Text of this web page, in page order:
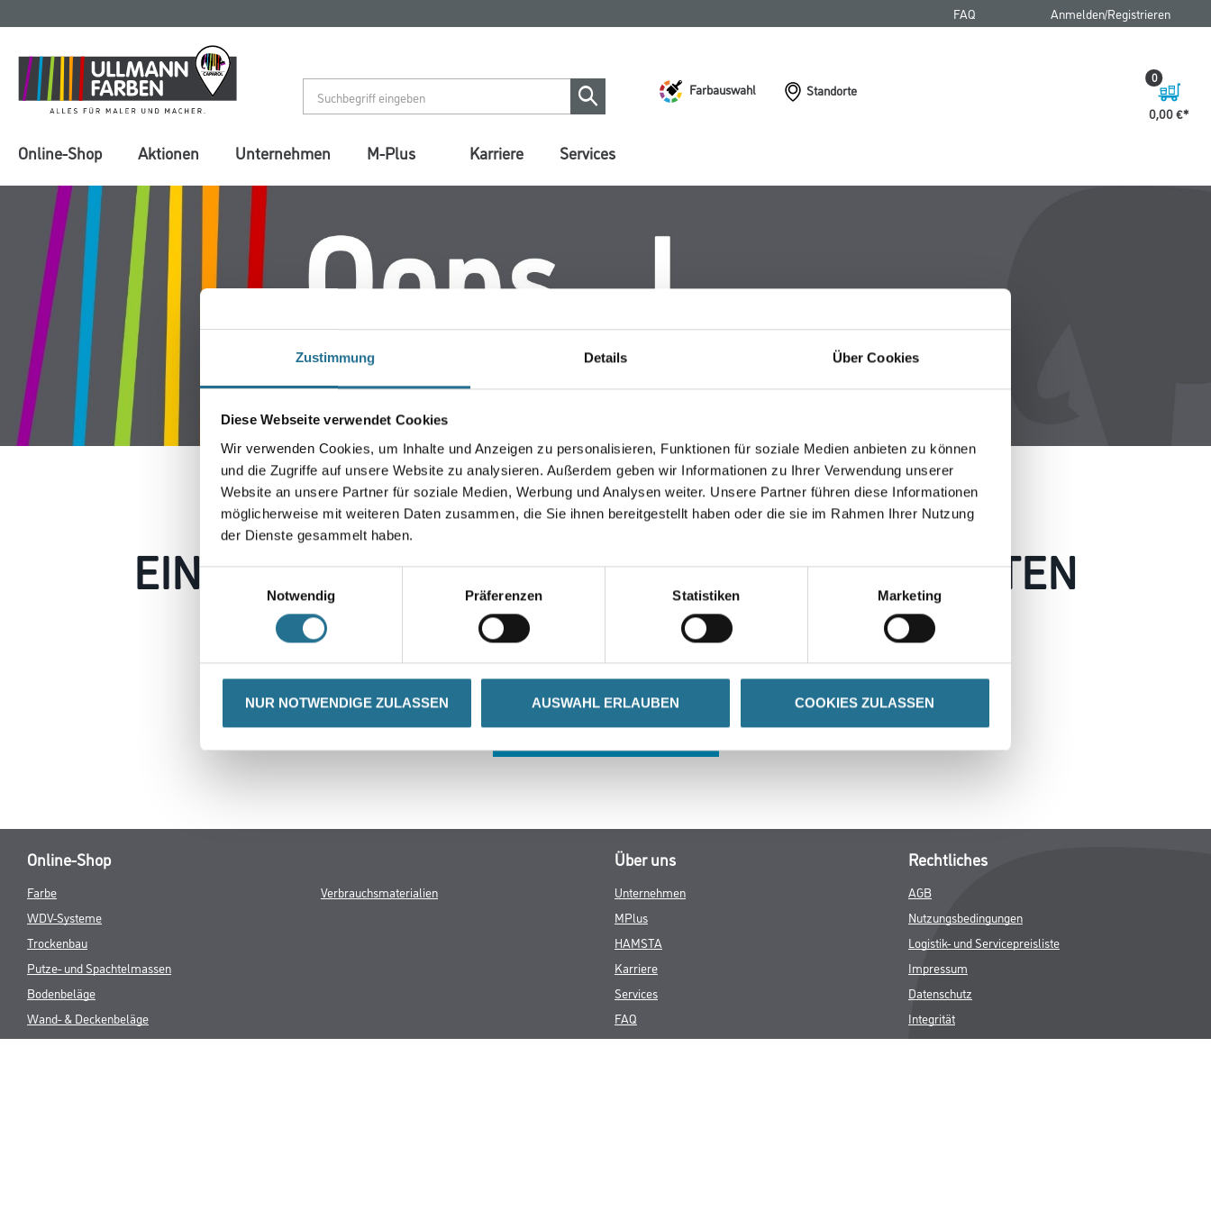
Zustimmung Details Über Cookies
Diese Webseite verwendet Cookies
Wir verwenden Cookies, um Inhalte und Anzeigen zu personalisieren, Funktionen für soziale Medien anbieten zu können
und die Zugriffe auf unsere Website zu analysieren. Außerdem geben wir Informationen zu Ihrer Verwendung unserer
Website an unsere Partner für soziale Medien, Werbung und Analysen weiter. Unsere Partner führen diese Informationen
möglicherweise mit weiteren Daten zusammen, die Sie ihnen bereitgestellt haben oder die sie im Rahmen Ihrer Nutzung
der Dienste gesammelt haben.
Notwendig
Präferenzen Statistiken Marketing
NUR NOTWENDIGE ZULASSEN AUSWAHL ERLAUBEN COOKIES ZULASSEN
springen
springen
FAQ Anmelden/Registrieren
Farbauswahl
Standorte
0,00 €
0
Online-Shop Aktionen Unternehmen M-Plus Karriere Services
EIN KLEINER ZWISCHENFALL IST AUFGETRETEN
Keine Sorge, wir pinseln schon an der Lösung und werden das Problem so schnell wie möglich beheben.
Erkunden Sie in der Zwischenzeit unseren Online-Shop und lassen Sie sich inspirieren.
Online-Shop
Farbe
WDV-Systeme
Trockenbau
Putze- und Spachtelmassen
Bodenbeläge
Wand- & Deckenbeläge
Werkzeug & Maschinen
Verbrauchsmaterialien
Über uns
Unternehmen
MPlus
HAMSTA
Karriere
Services
FAQ
Rechtliches
AGB
Nutzungsbedingungen
Logistik- und Servicepreisliste
Impressum
Datenschutz
Integrität
Kontakt